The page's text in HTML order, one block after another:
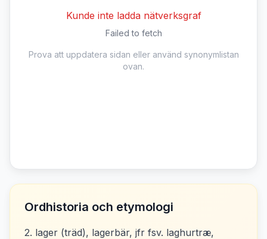
Kunde inte ladda nätverksgraf
Failed to fetch
Prova att uppdatera sidan eller använd synonymlistan
ovan.
Ordhistoria och etymologi
2. lager (träd), lagerbär, jfr fsv. laghurtræ,